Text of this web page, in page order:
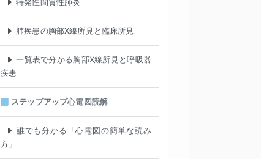
特発性間質性肺炎
肺疾患の胸部X線所見と臨床所見
一覧表で分かる胸部X線所見と呼吸器
疾患
ステップアップ心電図読解
誰でも分かる「心電図の簡単な読み
方」